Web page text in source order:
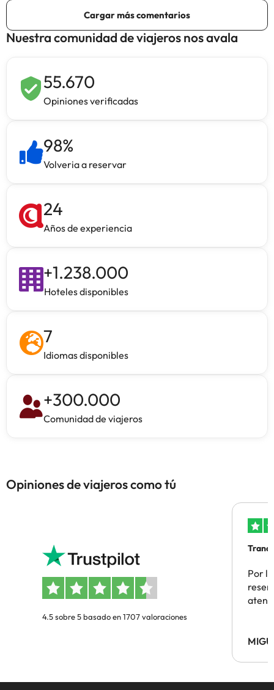
Nuestra comunidad de viajeros nos avala
55.670
Opiniones verificadas
98%
Volveria a reservar
24
Años de experiencia
+1.238.000
Hoteles disponibles
7
Idiomas disponibles
+300.000
Comunidad de viajeros
Opiniones de viajeros como tú
4.5 sobre 5 basado en 1707 valoraciones
Por